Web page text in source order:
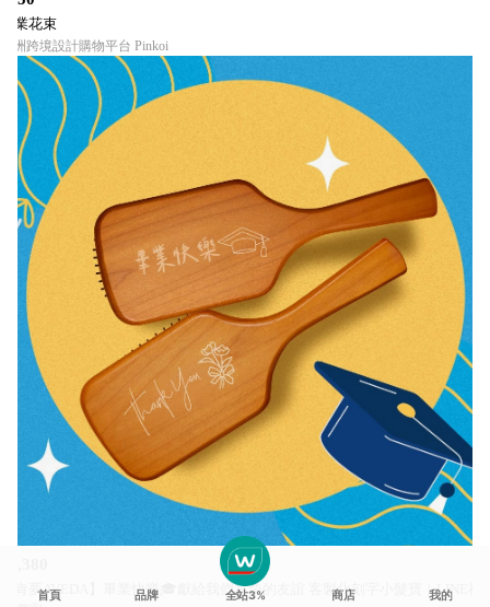
畢業花束
亞洲跨境設計購物平台 Pinkoi
【肯夢AVEDA】畢業快樂🎓獻給我們真摯的友誼 客製化刻字小髮寶｜LINE禮
首頁 品牌 全站3% 商店 我的